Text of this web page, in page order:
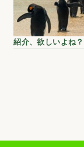
紹介、欲しいよね？